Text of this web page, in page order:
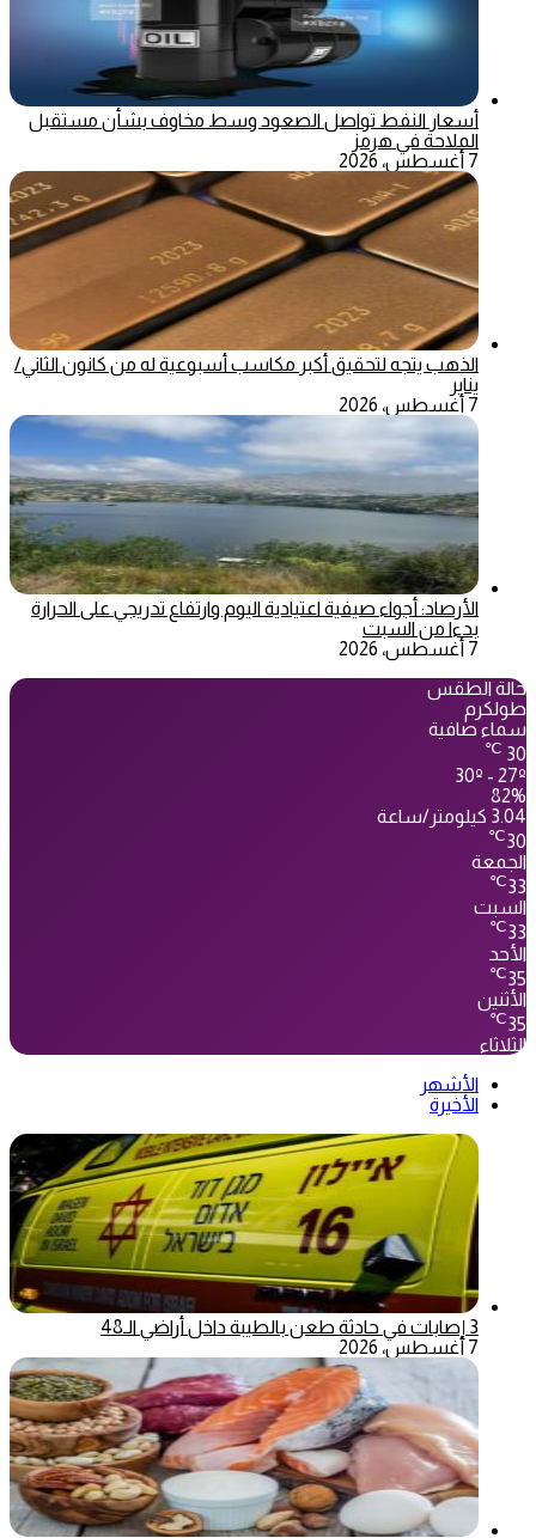
أسعار النفط تواصل الصعود وسط مخاوف بشأن مستقبل
الملاحة في هرمز
7 أغسطس، 2026
الذهب يتجه لتحقيق أكبر مكاسب أسبوعية له من كانون الثاني/
يناير
7 أغسطس، 2026
الأرصاد: أجواء صيفية اعتيادية اليوم وارتفاع تدريجي على الحرارة
بدءا من السبت
7 أغسطس، 2026
حالة الطقس
طولكرم
سماء صافية
30
℃
30º - 27º
82%
3.04 كيلومتر/ساعة
30
℃
الجمعة
33
℃
السبت
33
℃
الأحد
35
℃
الأثنين
35
℃
الثلاثاء
الأشهر
الأخيرة
3 إصابات في حادثة طعن بالطيبة داخل أراضي الـ48
7 أغسطس، 2026